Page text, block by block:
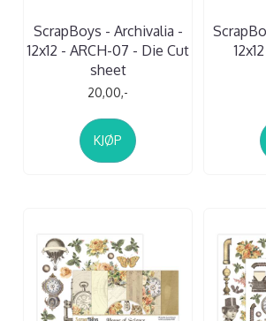
ScrapBoys - Archivalia -
12x12 - ARCH-07 - Die Cut
sheet
20,00,-
KJØP